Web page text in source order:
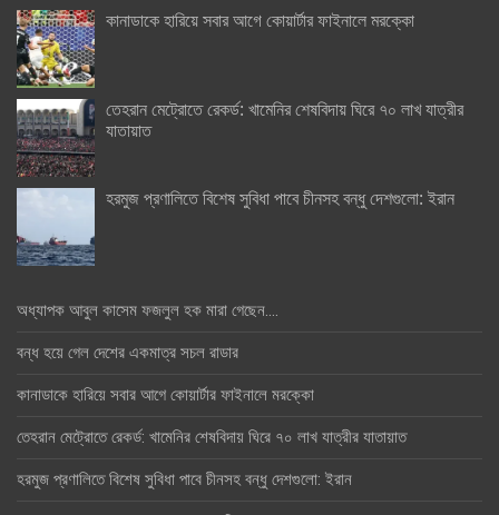
কানাডাকে হারিয়ে সবার আগে কোয়ার্টার ফাইনালে মরক্কো
তেহরান মেট্রোতে রেকর্ড: খামেনির শেষবিদায় ঘিরে ৭০ লাখ যাত্রীর
যাতায়াত
হরমুজ প্রণালিতে বিশেষ সুবিধা পাবে চীনসহ বন্ধু দেশগুলো: ইরান
অধ্যাপক আবুল কাসেম ফজলুল হক মারা গেছেন….
বন্ধ হয়ে গেল দেশের একমাত্র সচল রাডার
কানাডাকে হারিয়ে সবার আগে কোয়ার্টার ফাইনালে মরক্কো
তেহরান মেট্রোতে রেকর্ড: খামেনির শেষবিদায় ঘিরে ৭০ লাখ যাত্রীর যাতায়াত
হরমুজ প্রণালিতে বিশেষ সুবিধা পাবে চীনসহ বন্ধু দেশগুলো: ইরান